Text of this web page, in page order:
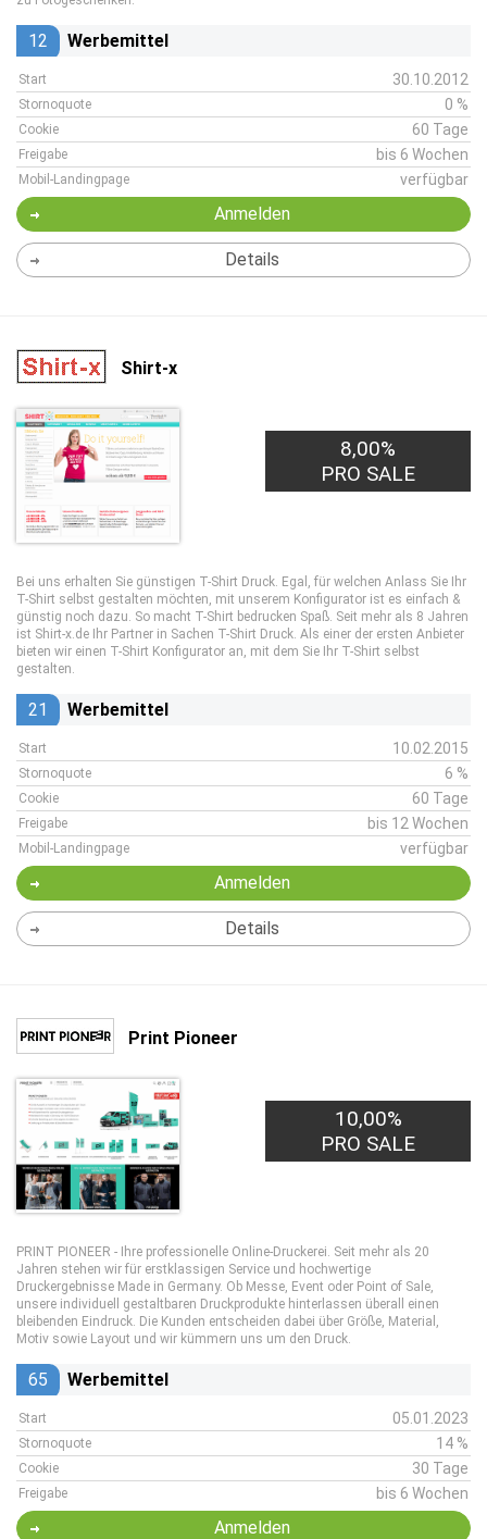
12 Werbemittel
Start 30.10.2012
Stornoquote 0 %
Cookie 60 Tage
Freigabe bis 6 Wochen
Mobil-Landingpage verfügbar
Anmelden
Details
Shirt-x
8,00%
PRO SALE
Bei uns erhalten Sie günstigen T-Shirt Druck. Egal, für welchen Anlass Sie Ihr
T-Shirt selbst gestalten möchten, mit unserem Konfigurator ist es einfach &
günstig noch dazu. So macht T-Shirt bedrucken Spaß. Seit mehr als 8 Jahren
ist Shirt-x.de Ihr Partner in Sachen T-Shirt Druck. Als einer der ersten Anbieter
bieten wir einen T-Shirt Konfigurator an, mit dem Sie Ihr T-Shirt selbst
gestalten.
21 Werbemittel
Start 10.02.2015
Stornoquote 6 %
Cookie 60 Tage
Freigabe bis 12 Wochen
Mobil-Landingpage verfügbar
Anmelden
Details
Print Pioneer
10,00%
PRO SALE
PRINT PIONEER - Ihre professionelle Online-Druckerei. Seit mehr als 20
Jahren stehen wir für erstklassigen Service und hochwertige
Druckergebnisse Made in Germany. Ob Messe, Event oder Point of Sale,
unsere individuell gestaltbaren Druckprodukte hinterlassen überall einen
bleibenden Eindruck. Die Kunden entscheiden dabei über Größe, Material,
Motiv sowie Layout und wir kümmern uns um den Druck.
65 Werbemittel
Start 05.01.2023
Stornoquote 14 %
Cookie 30 Tage
Freigabe bis 6 Wochen
Anmelden